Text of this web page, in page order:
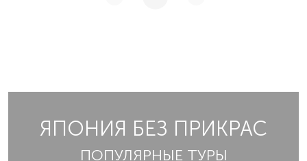
ЯПОНИЯ БЕЗ ПРИКРАС
ПОПУЛЯРНЫЕ ТУРЫ